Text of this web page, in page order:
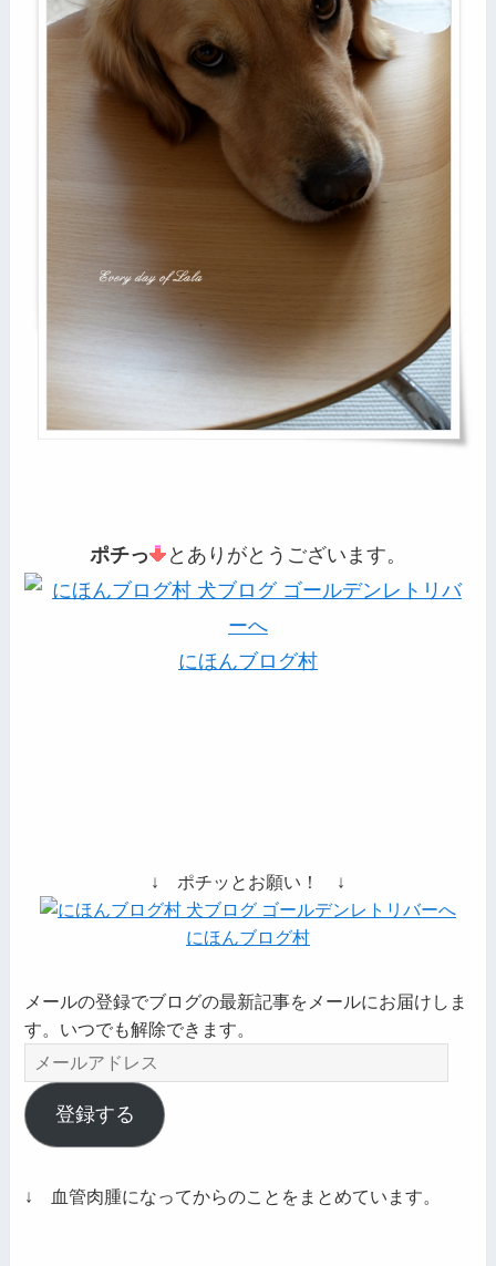
ポチっ とありがとうございます。
にほんブログ村
↓ ポチッとお願い！ ↓
にほんブログ村
メールの登録でブログの最新記事をメールにお届けしま
す。いつでも解除できます。
メ
ー
ル
ア
レ
登録する
↓ 血管肉腫になってからのことをまとめています。